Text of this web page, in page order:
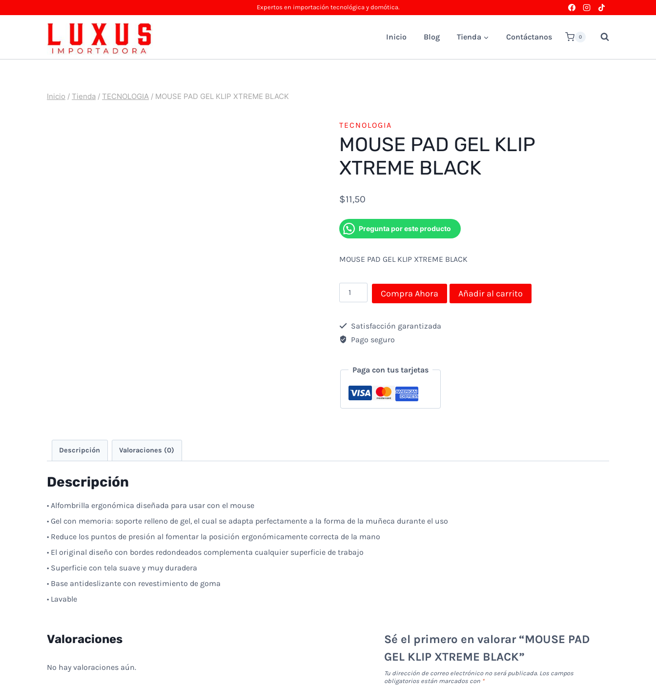
Expertos en importación tecnológica y domótica.
Inicio Blog Tienda Contáctanos 0
Inicio / Tienda / TECNOLOGIA / MOUSE PAD GEL KLIP XTREME BLACK
TECNOLOGIA
MOUSE PAD GEL KLIP
XTREME BLACK
$11,50
Pregunta por este producto
MOUSE PAD GEL KLIP XTREME BLACK
MOUSE
PAD
GEL
KLIP
BLACK
Compra Ahora Añadir al carrito
Satisfacción garantizada
Pago seguro
Paga con tus tarjetas
Descripción Valoraciones (0)
Descripción
• Alfombrilla ergonómica diseñada para usar con el mouse
• Gel con memoria: soporte relleno de gel, el cual se adapta perfectamente a la forma de la muñeca durante el uso
• Reduce los puntos de presión al fomentar la posición ergonómicamente correcta de la mano
• El original diseño con bordes redondeados complementa cualquier superficie de trabajo
• Superficie con tela suave y muy duradera
• Base antideslizante con revestimiento de goma
• Lavable
Valoraciones
No hay valoraciones aún.
Sé el primero en valorar “MOUSE PAD
GEL KLIP XTREME BLACK”
Tu dirección de correo electrónico no será publicada. Los campos
obligatorios están marcados con *